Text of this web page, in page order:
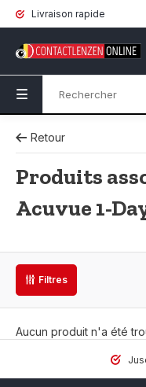
Livraison rapide
Retour
Produits
Acuvue 1-
Filtres
Aucun produit n'a été